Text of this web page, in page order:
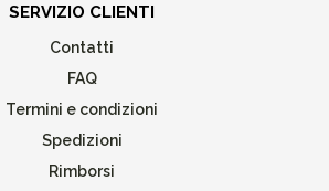
SERVIZIO CLIENTI
Contatti
FAQ
Termini e condizioni
Spedizioni
Rimborsi